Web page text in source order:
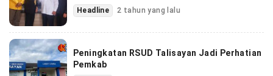
Headline 2 tahun yang lalu
Peningkatan RSUD Talisayan Jadi Perhatian
Pemkab